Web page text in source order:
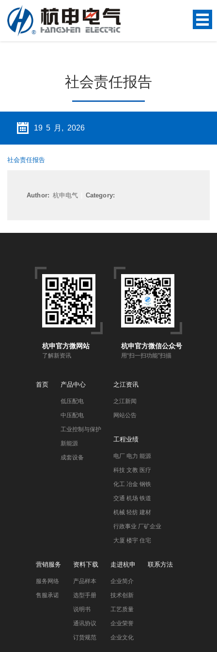
社会责任报告
19 5 月, 2026
社会责任报告
Author: 杭申电气| Category:
杭申官方微网站
了解新资讯
杭申官方微信公众号
用“扫一扫功能”扫描
首页 产品中心
低压配电
中压配电
工业控制与保护
新能源
成套设备
之江资讯
之江新闻
网站公告
工程业绩
电厂 电力 能源
科技 文教 医疗
化工 冶金 钢铁
交通 机场 铁道
机械 轻纺 建材
行政事业 厂矿企业
大厦 楼宇 住宅
营销服务
服务网络
售服承诺
资料下载
产品样本
选型手册
说明书
通讯协议
订货规范
走进杭申
企业简介
技术创新
工艺质量
企业荣誉
企业文化
联系方法